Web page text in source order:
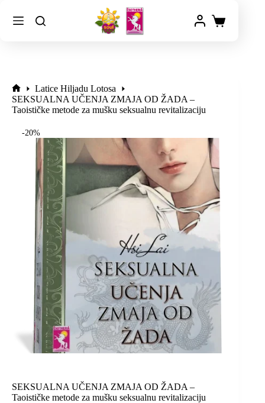
Latice Hiljadu Lotosa
SEKSUALNA UČENJA ZMAJA OD ŽADA –
Taoističke metode za mušku seksualnu revitalizaciju
-20%
SEKSUALNA UČENJA ZMAJA OD ŽADA –
Taoističke metode za mušku seksualnu revitalizaciju